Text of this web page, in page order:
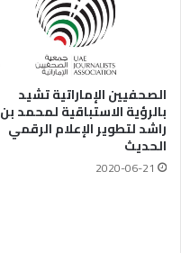
الصحفيين الإماراتية تشيد
بالرؤية الاستباقية لمحمد بن
راشد لتطوير الإعلام الرقمي
الحديث
2020-06-21